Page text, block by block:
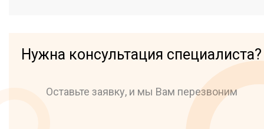
Нужна консультация специалиста?
Оставьте заявку, и мы Вам перезвоним